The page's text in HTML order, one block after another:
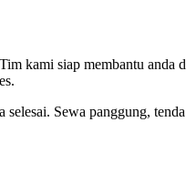
kami siap membantu anda
Sewa panggung,